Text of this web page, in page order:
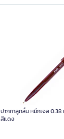
ปากกาลูกลื่น หมึกเจล
สีแดง